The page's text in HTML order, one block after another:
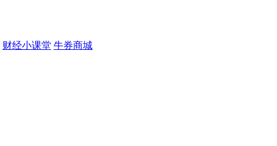
财经小课堂 牛券商城